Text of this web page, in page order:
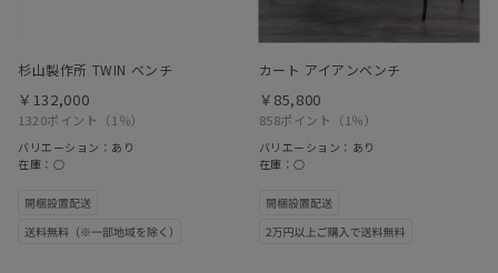
杉山製作所 TWIN ベンチ
1320ポイント （1％）
￥132,000
バリエーション：あり
在庫：○
カート アイアンベンチ
858ポイント （1％）
￥85,800
バリエーション：あり
在庫：○